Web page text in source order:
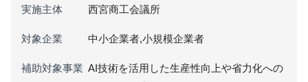
実施主体 西宮商工会議所
対象企業 中小企業者,小規模企業者
補助対象事業 AI技術を活用した生産性向上や省力化への